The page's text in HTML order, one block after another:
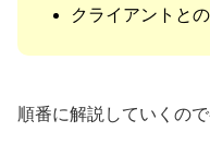
クライアントと
順番に解説していくの